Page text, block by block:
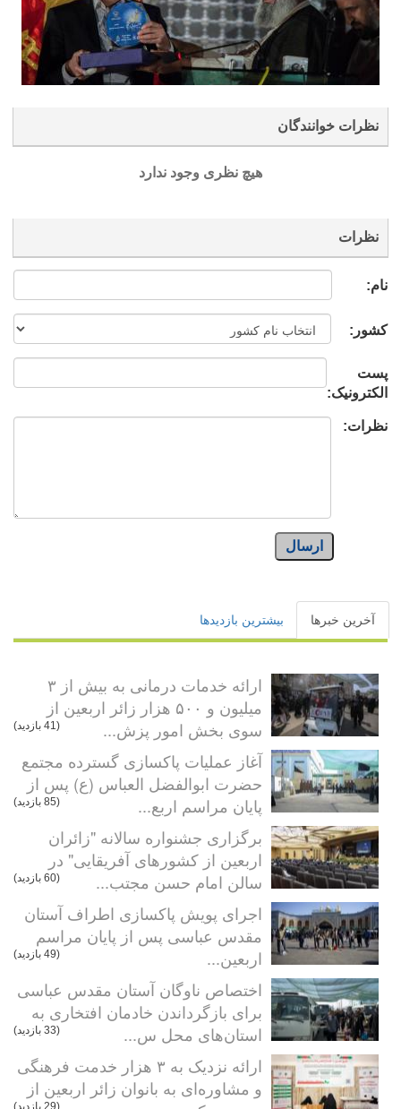
نظرات خوانندگان
هیچ نظری وجود ندارد
نظرات
نام:
کشور:
پست
الکترونیک:
نظرات:
ارسال
آخرین خبرها بیشترین بازدیدها
ارائه خدمات درمانی به بیش از ۳
میلیون و ۵۰۰ هزار زائر اربعین از
سوی بخش امور پزش...
(41 بازدید)
آغاز عملیات پاکسازی گسترده مجتمع
حضرت ابوالفضل العباس (ع) پس از
پایان مراسم اربع...
(85 بازدید)
برگزاری جشنواره سالانه "زائران
اربعین از کشورهای آفریقایی" در
سالن امام حسن مجتب...
(60 بازدید)
اجرای پویش پاکسازی اطراف آستان
مقدس عباسی پس از پایان مراسم
اربعین...
(49 بازدید)
اختصاص ناوگان آستان مقدس عباسی
برای بازگرداندن خادمان افتخاری به
استان‌های محل س...
(33 بازدید)
ارائه نزدیک به ۳ هزار خدمت فرهنگی
و مشاوره‌ای به بانوان زائر اربعین از
(29 بازدید)